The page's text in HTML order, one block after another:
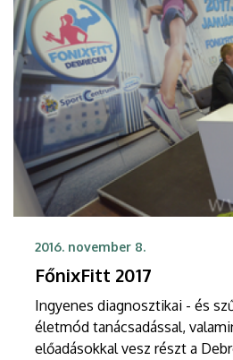
2016. november 8.
FőnixFitt 2017
Ingyenes diagnosztikai - és
életmód tanácsadással,
előadásokkal vesz részt a